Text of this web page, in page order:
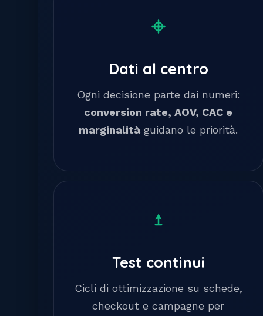
Dati al centro
Ogni decisione parte dai numeri:
conversion rate, AOV, CAC e
marginalità guidano le priorità.
Test continui
Cicli di ottimizzazione su schede,
checkout e campagne per